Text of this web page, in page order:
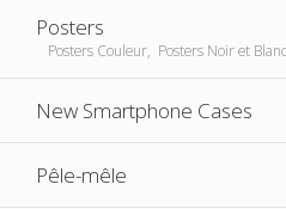
Posters
Posters Couleur, Posters Noir et Blanc
New Smartphone Cases
Pêle-mêle